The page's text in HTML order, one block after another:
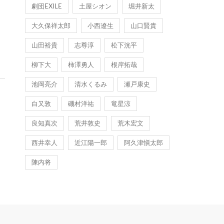
劇団EXILE 土屋シオン 堀井新太
大久保祥太郎 小西遼生 山口賢貴
山田裕貴 志尊淳 松下洸平
柳下大 柿澤勇人 根岸拓哉
池岡亮介 清水くるみ 瀬戸康史
白又敦 磯村洋祐 竜星涼
良知真次 荒井敦史 荒木宏文
西井幸人 近江陽一郎 阿久津愼太郎
陳内将